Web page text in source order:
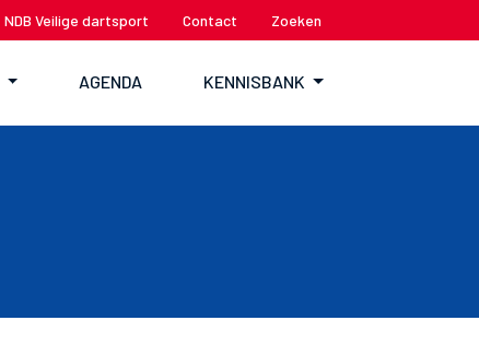
NDB Veilige dartsport Contact Zoeken
AGENDA KENNISBANK